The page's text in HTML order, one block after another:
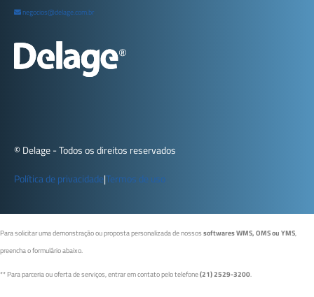
negocios@delage.com.br
© Delage - Todos os direitos reservados
Política de privacidade|Termos de uso
Para solicitar uma demonstração ou proposta personalizada de nossossoftwares WMS, OMS ou YMS,
preencha o formulário abaixo.
** Para parceria ou oferta de serviços, entrar em contato pelo telefone(21) 2529-3200.